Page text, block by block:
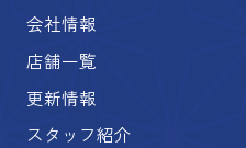
会社情報
店舗一覧
更新情報
スタッフ紹介